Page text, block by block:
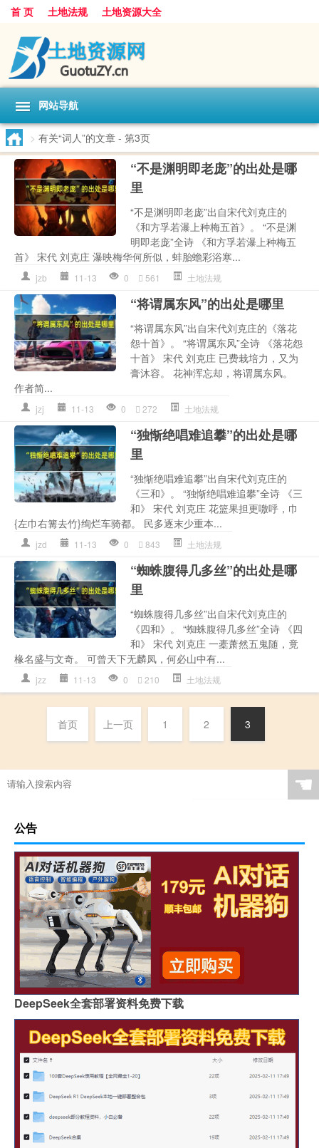
首 页 土地法规 土地资源大全
网站导航
> 有关“词人”的文章 - 第3页
“不是渊明即老庞”的出处是哪
里
“不是渊明即老庞”出自宋代刘克庄的
《和方孚若瀑上种梅五首》。 “不是渊
明即老庞”全诗 《和方孚若瀑上种梅五
首》 宋代 刘克庄 瀑映梅华何所似，蚌胎蟾彩浴寒...
jzb 11-13 0 561 土地法规
“将谓属东风”的出处是哪里
“将谓属东风”出自宋代刘克庄的《落花
怨十首》。 “将谓属东风”全诗 《落花怨
十首》 宋代 刘克庄 已费栽培力，又为
膏沐容。 花神浑忘却，将谓属东风。
作者简...
jzj 11-13 0 272 土地法规
“独惭绝唱难追攀”的出处是哪
里
“独惭绝唱难追攀”出自宋代刘克庄的
《三和》。 “独惭绝唱难追攀”全诗 《三
和》 宋代 刘克庄 花篮果担更噭呼，巾
{左巾右篝去竹}绚烂车骑都。 民多逐末少重本...
jzd 11-13 0 843 土地法规
“蜘蛛腹得几多丝”的出处是哪
里
“蜘蛛腹得几多丝”出自宋代刘克庄的
《四和》。 “蜘蛛腹得几多丝”全诗 《四
和》 宋代 刘克庄 一橐萧然五鬼随，竟
椽名盛与文奇。 可曾天下无麟凤，何必山中有...
jzz 11-13 0 210 土地法规
首页 上一页 1 2 3
☚
公告
DeepSeek全套部署资料免费下载